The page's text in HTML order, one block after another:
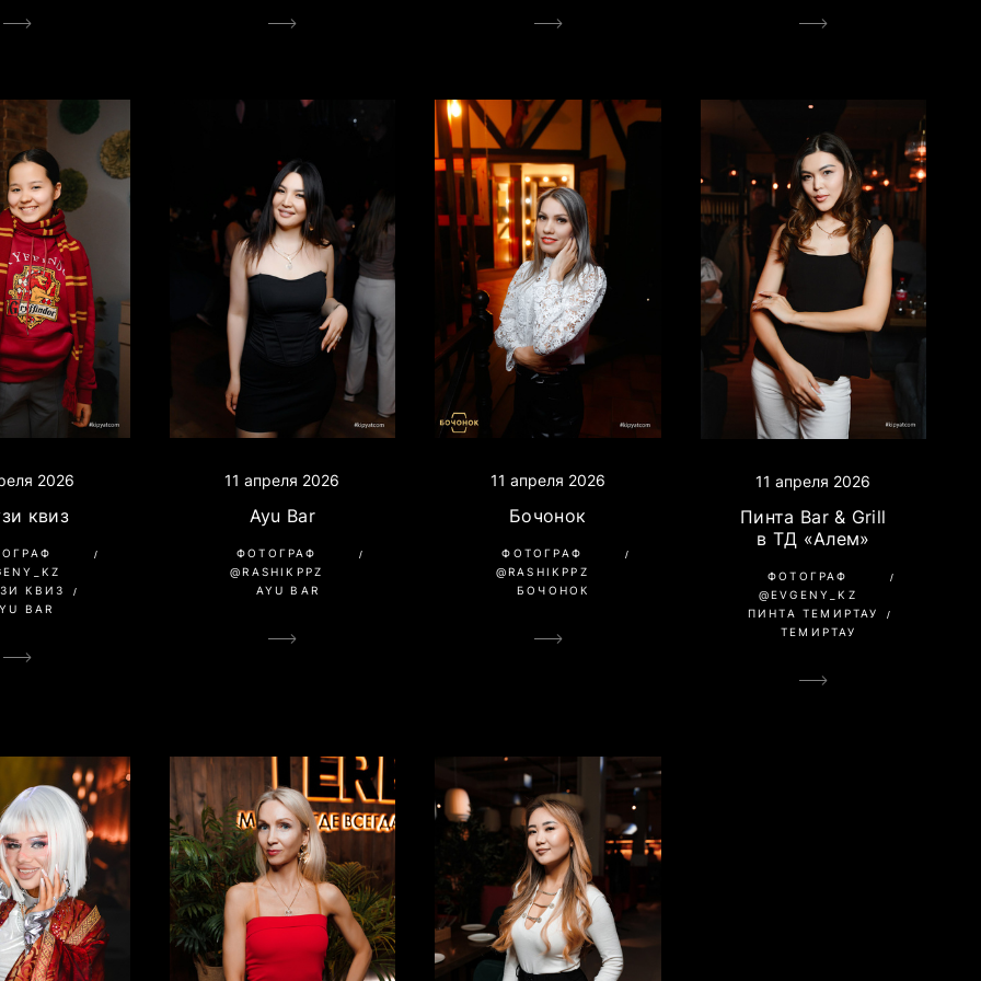
2026
квиз
КВИЗ
BAR
11 апреля 2026
Ayu Bar
ФОТОГРАФ
@RASHIKPPZ
AYU BAR
11 апреля 2026
Бочонок
ФОТОГРАФ
@RASHIKPPZ
БОЧОНОК
11 апреля 2026
Пинта Bar & Grill
в ТД «Алем»
ФОТОГРАФ
@EVGENY_KZ
ПИНТА ТЕМИРТАУ
ТЕМИРТАУ